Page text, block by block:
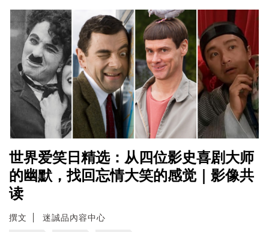
世界爱笑日精选：从四位影史喜剧大师
的幽默，找回忘情大笑的感觉｜影像共
读
撰文 迷誠品內容中心